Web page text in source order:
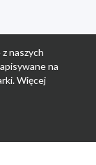
naszych
na
Więcej